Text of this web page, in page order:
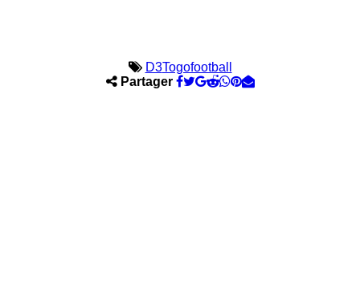
D3Togofootball
Partager